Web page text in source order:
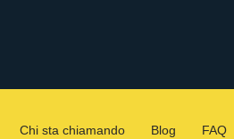
Chi sta chiamando Blog FAQ